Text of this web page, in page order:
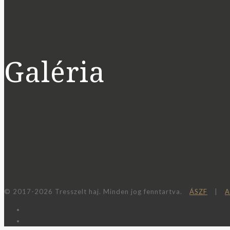
Galéria
© 2017-2026 Tresszelt haj. Minden jog fenntartva. ÁSZF